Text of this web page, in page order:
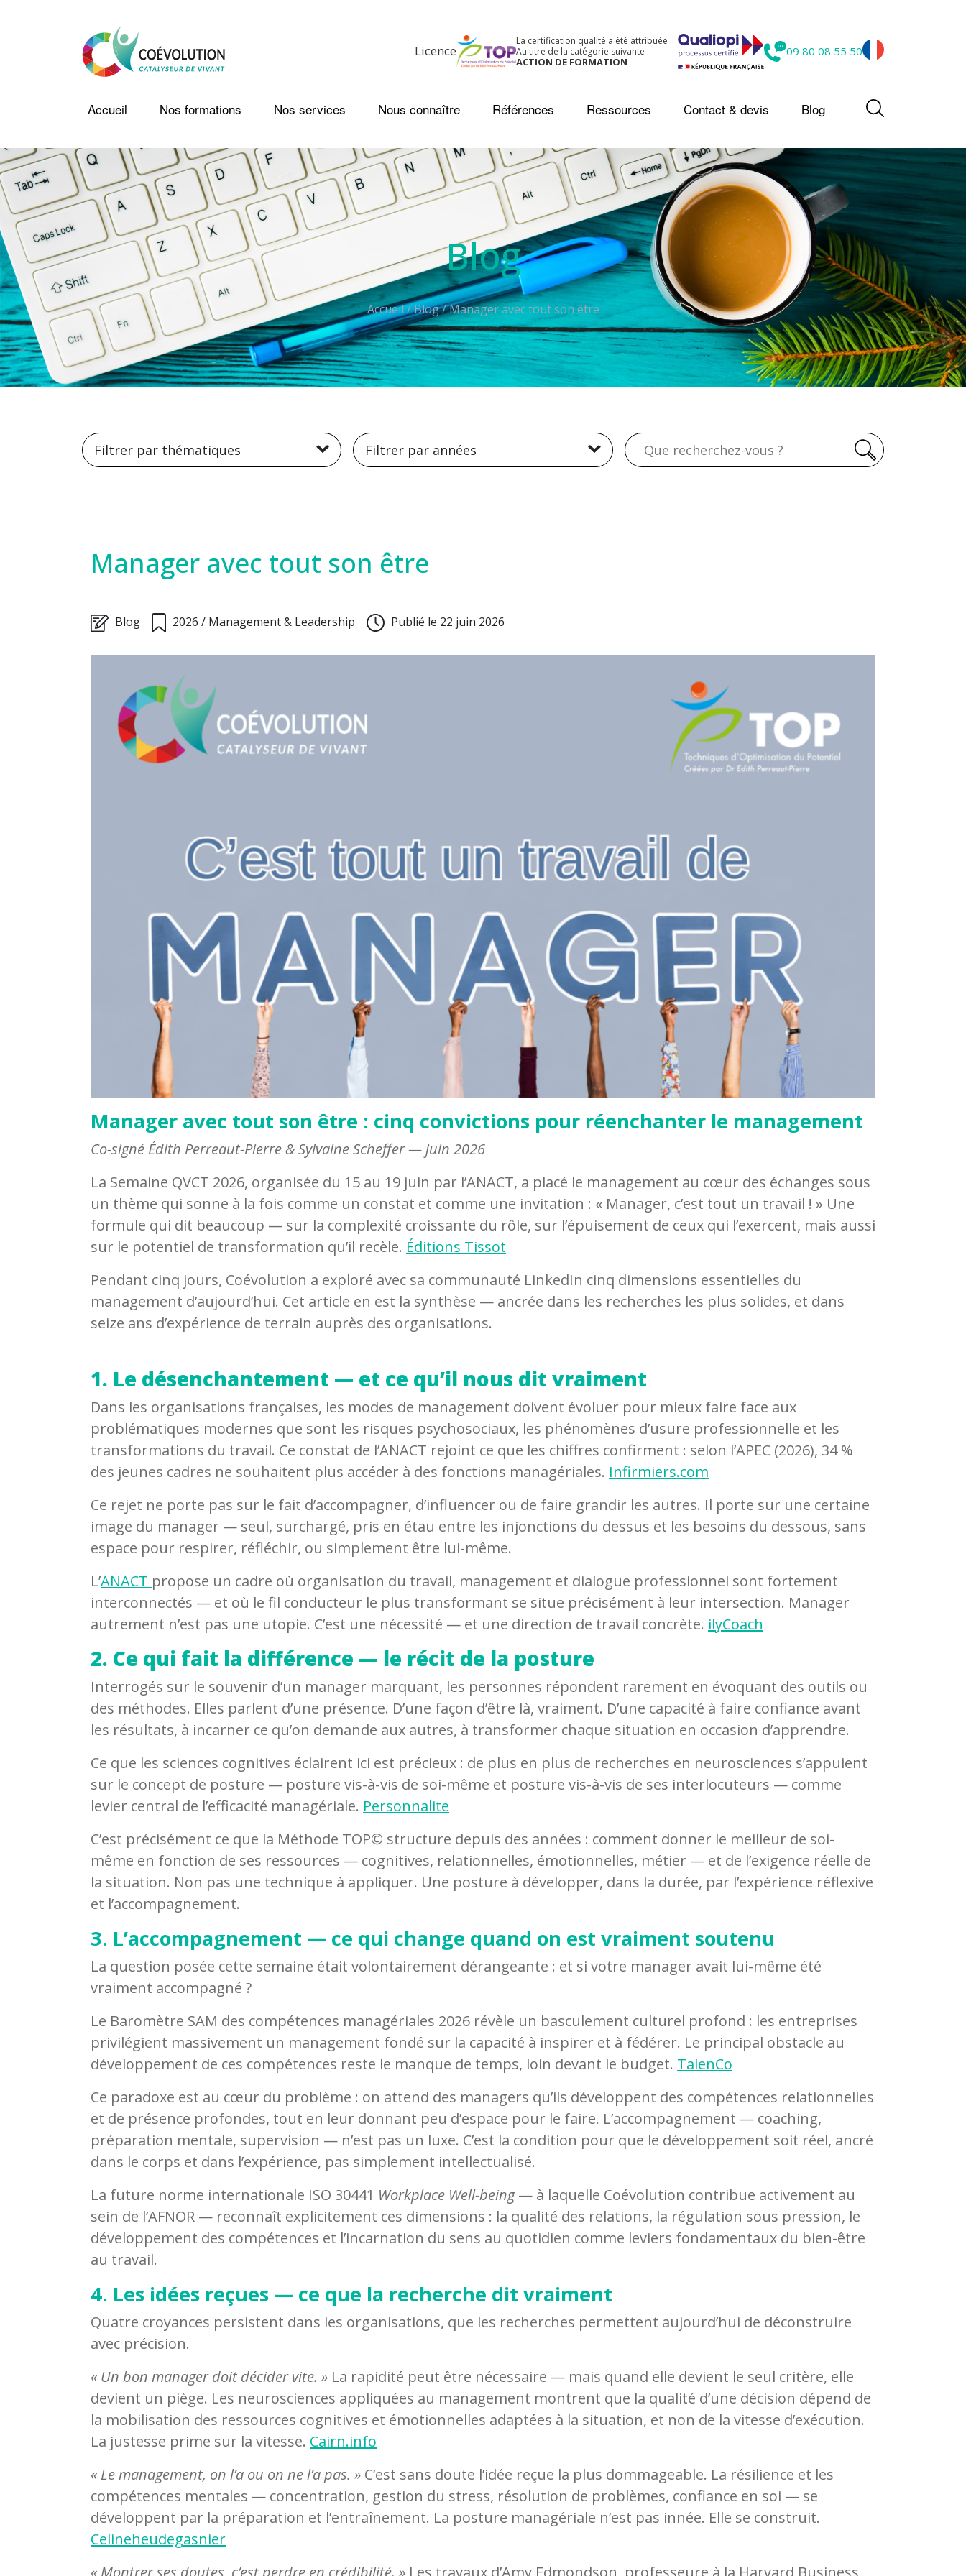
Licence
La certification qualité a été attribuée
Au titre de la catégorie suivante :
ACTION DE FORMATION
09 80 08 55 50
Accueil Nos formations Nos services Nous connaître Références Ressources Contact & devis Blog
Blog
Accueil/Blog/Manager avec tout son être
Filtrer par thématiques Filtrer par années
Manager avec tout son être
Blog 2026 / Management & Leadership Publié le 22 juin 2026
Manager avec tout son être : cinq convictions pour réenchanter le management
Co-signé Édith Perreaut-Pierre & Sylvaine Scheffer — juin 2026
La Semaine QVCT 2026, organisée du 15 au 19 juin par l’ANACT, a placé le management au cœur des échanges sous
un thème qui sonne à la fois comme un constat et comme une invitation : « Manager, c’est tout un travail ! » Une
formule qui dit beaucoup — sur la complexité croissante du rôle, sur l’épuisement de ceux qui l’exercent, mais aussi
sur le potentiel de transformation qu’il recèle. Éditions Tissot
Pendant cinq jours, Coévolution a exploré avec sa communauté LinkedIn cinq dimensions essentielles du
management d’aujourd’hui. Cet article en est la synthèse — ancrée dans les recherches les plus solides, et dans
seize ans d’expérience de terrain auprès des organisations.
1. Le désenchantement — et ce qu’il nous dit vraiment
Dans les organisations françaises, les modes de management doivent évoluer pour mieux faire face aux
problématiques modernes que sont les risques psychosociaux, les phénomènes d’usure professionnelle et les
transformations du travail. Ce constat de l’ANACT rejoint ce que les chiffres confirment : selon l’APEC (2026), 34 %
des jeunes cadres ne souhaitent plus accéder à des fonctions managériales. Infirmiers.com
Ce rejet ne porte pas sur le fait d’accompagner, d’influencer ou de faire grandir les autres. Il porte sur une certaine
image du manager — seul, surchargé, pris en étau entre les injonctions du dessus et les besoins du dessous, sans
espace pour respirer, réfléchir, ou simplement être lui-même.
L’ANACT propose un cadre où organisation du travail, management et dialogue professionnel sont fortement
interconnectés — et où le fil conducteur le plus transformant se situe précisément à leur intersection. Manager
autrement n’est pas une utopie. C’est une nécessité — et une direction de travail concrète. ilyCoach
2. Ce qui fait la différence — le récit de la posture
Interrogés sur le souvenir d’un manager marquant, les personnes répondent rarement en évoquant des outils ou
des méthodes. Elles parlent d’une présence. D’une façon d’être là, vraiment. D’une capacité à faire confiance avant
les résultats, à incarner ce qu’on demande aux autres, à transformer chaque situation en occasion d’apprendre.
Ce que les sciences cognitives éclairent ici est précieux : de plus en plus de recherches en neurosciences s’appuient
sur le concept de posture — posture vis-à-vis de soi-même et posture vis-à-vis de ses interlocuteurs — comme
levier central de l’efficacité managériale. Personnalite
C’est précisément ce que la Méthode TOP© structure depuis des années : comment donner le meilleur de soi-
même en fonction de ses ressources — cognitives, relationnelles, émotionnelles, métier — et de l’exigence réelle de
la situation. Non pas une technique à appliquer. Une posture à développer, dans la durée, par l’expérience réflexive
et l’accompagnement.
3. L’accompagnement — ce qui change quand on est vraiment soutenu
La question posée cette semaine était volontairement dérangeante : et si votre manager avait lui-même été
vraiment accompagné ?
Le Baromètre SAM des compétences managériales 2026 révèle un basculement culturel profond : les entreprises
privilégient massivement un management fondé sur la capacité à inspirer et à fédérer. Le principal obstacle au
développement de ces compétences reste le manque de temps, loin devant le budget. TalenCo
Ce paradoxe est au cœur du problème : on attend des managers qu’ils développent des compétences relationnelles
et de présence profondes, tout en leur donnant peu d’espace pour le faire. L’accompagnement — coaching,
préparation mentale, supervision — n’est pas un luxe. C’est la condition pour que le développement soit réel, ancré
dans le corps et dans l’expérience, pas simplement intellectualisé.
La future norme internationale ISO 30441 Workplace Well-being— à laquelle Coévolution contribue activement au
sein de l’AFNOR — reconnaît explicitement ces dimensions : la qualité des relations, la régulation sous pression, le
développement des compétences et l’incarnation du sens au quotidien comme leviers fondamentaux du bien-être
au travail.
4. Les idées reçues — ce que la recherche dit vraiment
Quatre croyances persistent dans les organisations, que les recherches permettent aujourd’hui de déconstruire
avec précision.
« Un bon manager doit décider vite. » La rapidité peut être nécessaire — mais quand elle devient le seul critère, elle
devient un piège. Les neurosciences appliquées au management montrent que la qualité d’une décision dépend de
la mobilisation des ressources cognitives et émotionnelles adaptées à la situation, et non de la vitesse d’exécution.
La justesse prime sur la vitesse. Cairn.info
« Le management, on l’a ou on ne l’a pas. » C’est sans doute l’idée reçue la plus dommageable. La résilience et les
compétences mentales — concentration, gestion du stress, résolution de problèmes, confiance en soi — se
développent par la préparation et l’entraînement. La posture managériale n’est pas innée. Elle se construit.
Celineheudegasnier
« Montrer ses doutes, c’est perdre en crédibilité. » Les travaux d’Amy Edmondson, professeure à la Harvard Business